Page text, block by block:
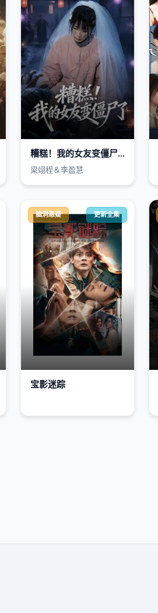
糟糕！我的女友变僵尸了！
梁翊程＆李盈慧
脑洞悬疑 更新全集
宝影迷踪